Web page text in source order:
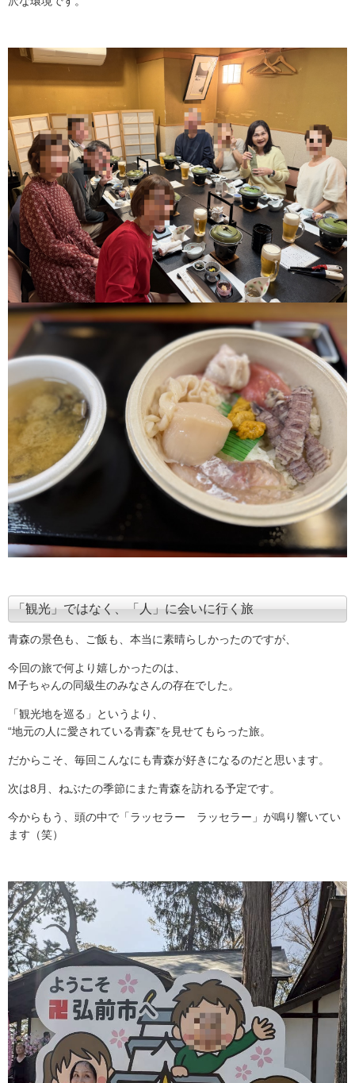
「観光」ではなく、「人」に会いに行く旅
青森の景色も、ご飯も、本当に素晴らしかったのですが、
今回の旅で何より嬉しかったのは、
M子ちゃんの同級生のみなさんの存在でした。
「観光地を巡る」というより、
“地元の人に愛されている青森”を見せてもらった旅。
だからこそ、毎回こんなにも青森が好きになるのだと思います。
次は8月、ねぶたの季節にまた青森を訪れる予定です。
今からもう、頭の中で「ラッセラー ラッセラー」が鳴り響いてい
ます（笑）